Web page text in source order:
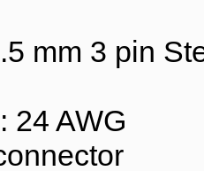
mm 3 pin
24 AWG